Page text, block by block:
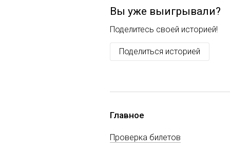
Вы уже выигрывали?
Поделитесь своей историей!
Поделиться историей
Главное
Проверка билетов